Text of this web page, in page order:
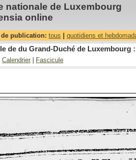
nationale de Luxembourg
online
publication: tous quotidiens et
de du Grand-Duché de Luxembourg
Calendrier Fascicule